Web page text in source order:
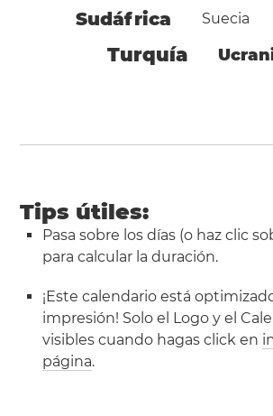
Sudáfrica Suecia
Turquía
Tips útiles:
Pasa sobre los días (o haz clic
para calcular la duración.
¡Este calendario está
impresión! Solo el Logo y el
visibles cuando hagas click en
página.